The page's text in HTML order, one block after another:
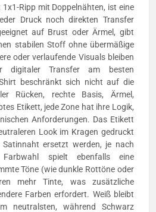
Ripp mit Doppelnähten, ist eine
Druck noch direkten Transfer
auf Brust oder Ärmel, gibt
stabilen Stoff ohne übermäßige
oder verlaufende Visuals bleiben
digitaler Transfer am besten
Shirt beschränkt sich nicht auf die
Rücken, rechte Basis, Ärmel,
Etikett, jede Zone hat ihre Logik,
Anforderungen. Das Etikett
Look im Kragen gedruckt
ersetzt werden, je nach
Farbwahl spielt ebenfalls eine
Töne (wie dunkle Rottöne oder
mehr Tinte, was zusätzliche
Farben erfordert. Weiß bleibt
neutralsten, während Schwarz